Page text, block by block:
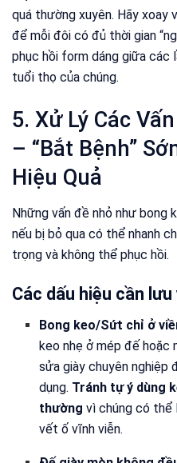
quá thường xuyên. Hãy
để mỗi đôi có đủ thời gian
phục hồi form dáng giữa các
tuổi thọ của chúng.
5. Xử Lý Các
– “Bắt Bệnh”
Hiệu Quả
Những vấn đề nhỏ như bong
nếu bị bỏ qua có thể nhanh
trọng và không thể phục hồi.
Các dấu hiệu cần
Bong keo/Sứt chỉ ở
keo nhẹ ở mép đế hoặc
sửa giày chuyên nghiệp
dụng. Tránh tự ý dùng
thường vì chúng có thể
vết ố vĩnh viễn.